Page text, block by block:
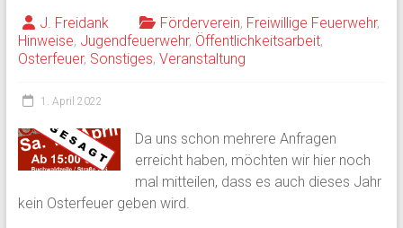
J. Freidank Förderverein, Freiwillige Feuerwehr,
Hinweise, Jugendfeuerwehr, Öffentlichkeitsarbeit,
Osterfeuer, Sonstiges, Veranstaltung
1. April 2022
Da uns schon mehrere Anfragen
erreicht haben, möchten wir hier noch
mal mitteilen, dass es auch dieses Jahr
kein Osterfeuer geben wird.